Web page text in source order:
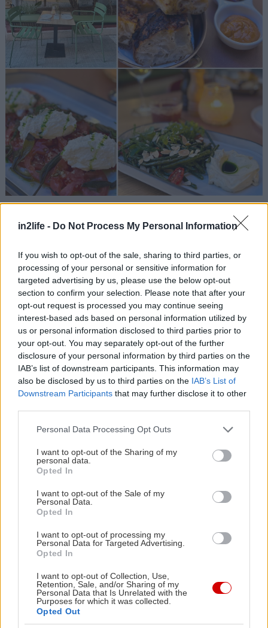
in2life - Do Not Process My Personal Information
If you wish to opt-out of the sale, sharing to third parties, or
processing of your personal or sensitive information for
targeted advertising by us, please use the below opt-out
section to confirm your selection. Please note that after your
opt-out request is processed you may continue seeing
interest-based ads based on personal information utilized by
us or personal information disclosed to third parties prior to
your opt-out. You may separately opt-out of the further
disclosure of your personal information by third parties on the
IAB’s list of downstream participants. This information may
also be disclosed by us to third parties on the IAB’s List of
Downstream Participants that may further disclose it to other
Please note that this website/app uses one or more Google
not limited to your visit or usage behaviour. You may click to
grant or deny consent to Google and its third-party tags to
use your data for below specified purposes in below Google
consent section.
Personal Data Processing Opt Outs
I want to opt-out of the Sharing of my
personal data.
Opted In
I want to opt-out of the Sale of my
Personal Data.
Opted In
I want to opt-out of processing my
Personal Data for Targeted Advertising.
Opted In
I want to opt-out of Collection, Use,
Retention, Sale, and/or Sharing of my
Personal Data that Is Unrelated with the
Purposes for which it was collected.
Opted Out
εκλεκτά και υπεραγαπημένα μου ελληνικά
προϊόντα, το πικάντικο τσίλι και τα φιστίκια
Αιγίνης, και τα τρία αυτά υλικά σε ισορροπημένες
ποσότητες, ανέδειξαν τη λεπτεπίλεπτη σάρκα και
γεύση τουωμού μπαρμπουνιούσε ένα πιάτο
χάρμα οφθαλμών (€ 17). Αν δεν είχε συμβεί και μια
απροσεξία στο αλάτι που ήταν υπερβολικό, θα
έλεγα πως αυτό θα ήταν το πιάτο-αποκάλυψη της
βραδιάς. Δεν πειράζει, όμως, σίγουρα θα το
δοκιμάσω πάλι και μάλιστα λίαν συντόμως. Η
ταλιάτα τόνουταίριαξε με το ριζότο που
γεμιστών, σε ένα φαγητό όσο πρέπει comfort κι
άλλο τόσο σύγχρονο (€ 22). Το ίδιο θα πω και για
γύροπου δοκίμασα από το πιάτο του συνοδού
μου. Πρώτον, γίνεται από μοσχαρίσιο κρέας,
προστεθεί φινόκιο που μετριάζει την αψάδα του
κρεμμυδιού και, τρίτον, μία βινεγκρέτ ντομάτας
βρέχει με το πεντανόστιμο ζουμί της κρέας, πίτα
και σαλάτα. Αποτέλεσμα; Το φαγητό έχει πολύ πιο
ελαφριά αίσθηση στο στόμα και το στομάχι, ενώ